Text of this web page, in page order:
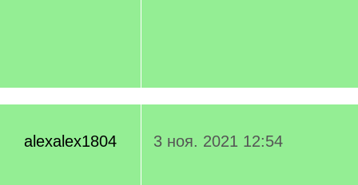
alexalex1804 3 ноя. 2021 12:54